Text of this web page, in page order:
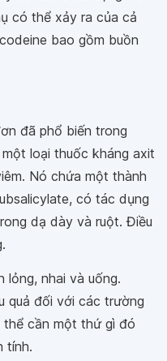
có thể xảy ra của cả
bao gồm buồn
đã phổ biến trong
loại thuốc kháng axit
Nó chứa một thành
có tác dụng
dạ dày và ruột. Điều
lỏng, nhai và uống.
quả đối với các trường
cần một thứ gì đó
tính.